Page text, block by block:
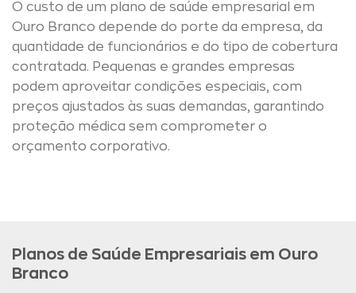
O custo de um plano de saúde empresarial em
Ouro Branco depende do porte da empresa, da
quantidade de funcionários e do tipo de cobertura
contratada. Pequenas e grandes empresas
podem aproveitar condições especiais, com
preços ajustados às suas demandas, garantindo
proteção médica sem comprometer o
orçamento corporativo.
Planos de Saúde Empresariais em Ouro
Branco